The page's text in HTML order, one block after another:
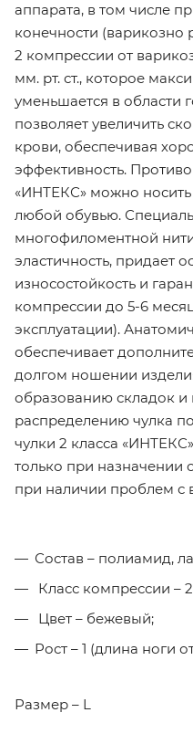
аппарата, в том числе
конечности
2 компрессии от
мм. рт. ст., которое
уменьшается в области
позволяет увеличить
крови, обеспечивая
эффективность.
«ИНТЕКС» можно
любой обувью.
многофиломентной
эластичность, придает
износостойкость и
компрессии до 5-6
эксплуатации).
обеспечивает
долгом ношении
образованию складок и
распределению чулка
чулки 2 класса
только при назначении
при наличии проблем с
Состав – полиамид,
Класс компрессии –
Цвет – бежевый;
Рост – 1 (длина ноги
Размер – L